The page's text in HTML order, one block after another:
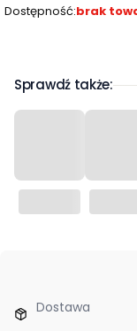
Dostępność:brak
Sprawdź także:
Dostawa